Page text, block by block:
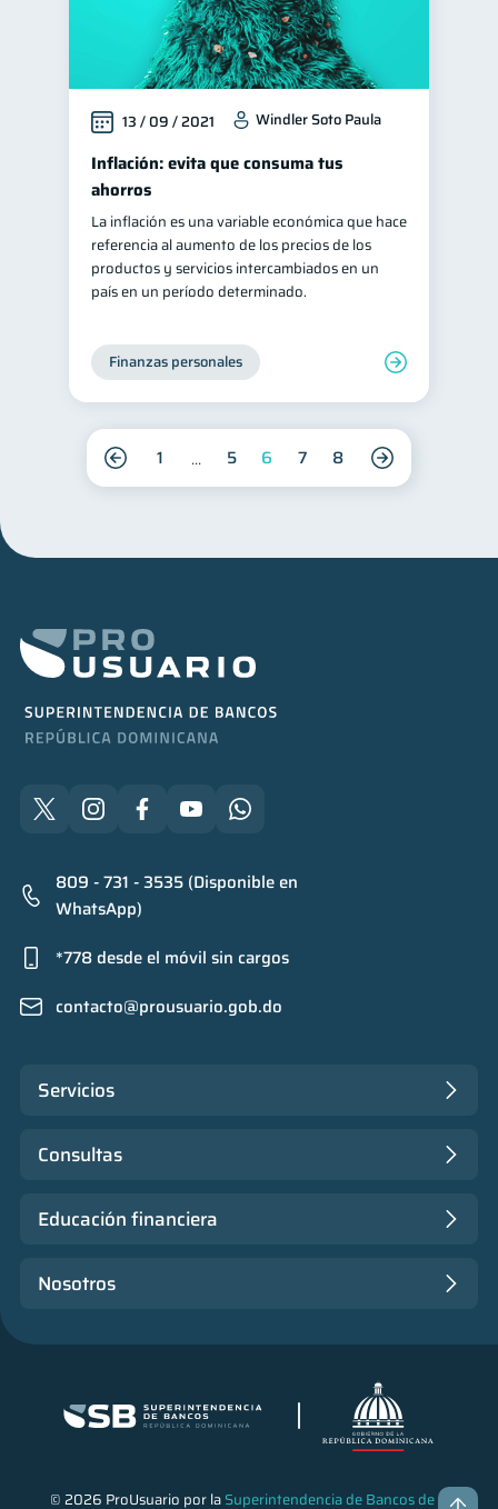
13 / 09 / 2021 Windler Soto Paula
Inflación: evita que consuma tus
ahorros
La inflación es una variable económica que hace
referencia al aumento de los precios de los
productos y servicios intercambiados en un
país en un período determinado.
Finanzas personales
1 5 6 7 8
© 2026 ProUsuario por laSuperintendencia de Bancos de la
809 - 731 - 3535 (Disponible en
WhatsApp)
*778 desde el móvil sin cargos
contacto@prousuario.gob.do
Servicios
Consultas
Educación financiera
Nosotros